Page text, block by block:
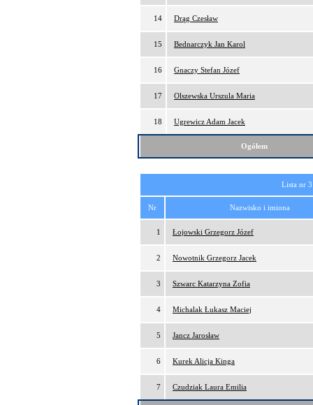
14 Drąg Czesław
15 Bednarczyk Jan Karol
16 Gnaczy Stefan Józef
17 Olszewska Urszula Maria
18 Ugrewicz Adam Jacek
Ogółem
Lista nr
Nr Nazwisko i imiona
1 Łojowski Grzegorz Józef
2 Nowotnik Grzegorz Jacek
3 Szwarc Katarzyna Zofia
4 Michalak Łukasz Maciej
5 Jancz Jarosław
6 Kurek Alicja Kinga
7 Czudziak Laura Emilia